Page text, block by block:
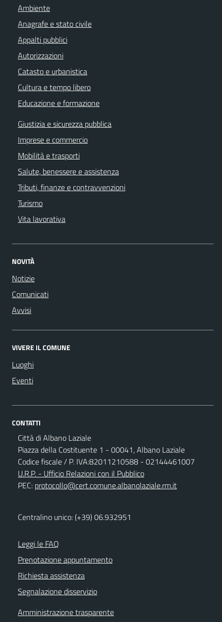
Ambiente
Anagrafe e stato civile
Appalti pubblici
Autorizzazioni
Catasto e urbanistica
Cultura e tempo libero
Educazione e formazione
Giustizia e sicurezza pubblica
Imprese e commercio
Mobilità e trasporti
Salute, benessere e assistenza
Tributi, finanze e contravvenzioni
Turismo
Vita lavorativa
NOVITÀ
Notizie
Comunicati
Avvisi
VIVERE IL COMUNE
Luoghi
Eventi
CONTATTI
Città di Albano Laziale
Piazza della Costituente 1 - 00041, Albano Laziale
Codice fiscale / P. IVA:82011210588 - 02144461007
U.R.P. - Ufficio Relazioni con il Pubblico
PEC: protocollo@cert.comune.albanolaziale.rm.it
Centralino unico: (+39) 06.932951
Leggi le FAQ
Prenotazione appuntamento
Richiesta assistenza
Segnalazione disservizio
Amministrazione trasparente